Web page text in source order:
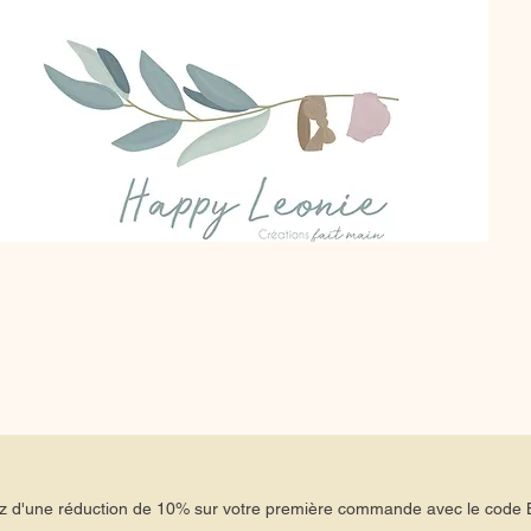
d'une réduction de 10% sur votre première commande avec le code